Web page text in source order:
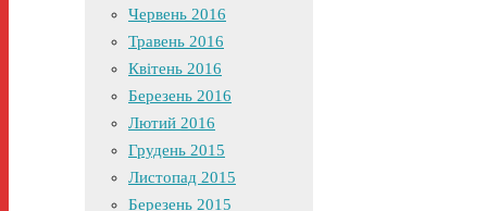
Червень 2016
Травень 2016
Квітень 2016
Березень 2016
Лютий 2016
Грудень 2015
Листопад 2015
Березень 2015